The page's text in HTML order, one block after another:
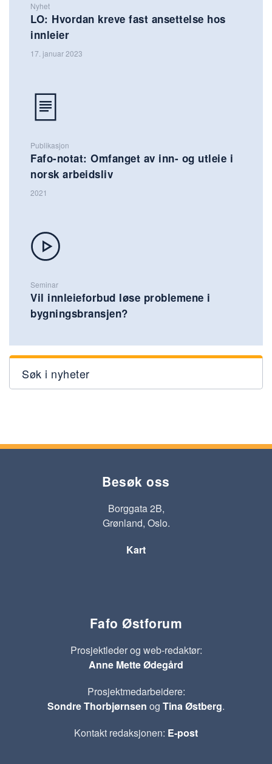
Nyhet
LO: Hvordan kreve fast ansettelse hos
innleier
17. januar 2023
Publikasjon
Fafo-notat: Omfanget av inn- og utleie i
norsk arbeidsliv
2021
Seminar
Vil innleieforbud løse problemene i
bygningsbransjen?
Søk i nyheter
Besøk oss
Borggata 2B,
Grønland, Oslo.
Kart
Fafo Østforum
Prosjektleder og web-redaktør:
Anne Mette Ødegård
Prosjektmedarbeidere:
Sondre Thorbjørnsen og Tina Østberg.
Kontakt redaksjonen: E-post